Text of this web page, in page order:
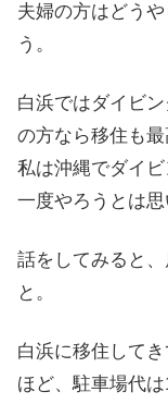
夫婦の方はどう
う。
白浜ではダイビ
の方なら移住も最
私は沖縄でダイ
一度やろうとは
話をしてみると
と。
白浜に移住して
ほど、駐車場代